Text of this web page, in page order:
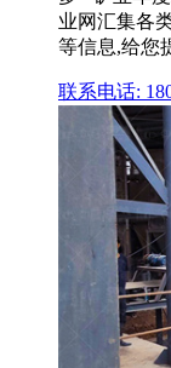
业网汇集各
等信息,给您
联系电话: